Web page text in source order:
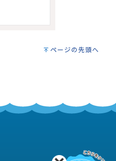
ページの先頭へ